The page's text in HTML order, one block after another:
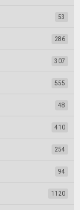
53
286
307
555
48
410
254
94
1120